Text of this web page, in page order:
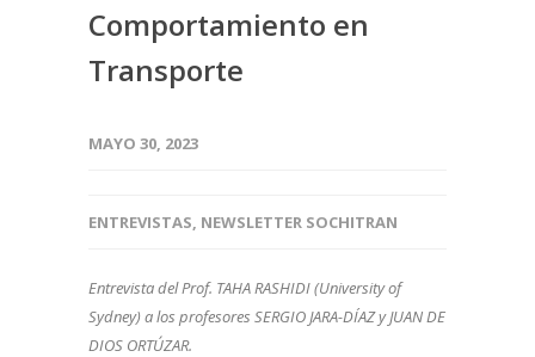
Comportamiento en
Transporte
MAYO 30, 2023
ENTREVISTAS, NEWSLETTER SOCHITRAN
Entrevista del Prof. TAHA RASHIDI (University of
Sydney) a los profesores SERGIO JARA-DÍAZ y JUAN DE
DIOS ORTÚZAR.